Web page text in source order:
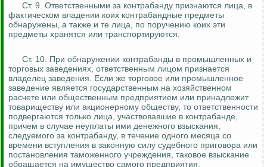
Ст. 9. Ответственными за контрабанду признаются лица, в
фактическом владении коих контрабандные предметы
обнаружены, а также и те лица, по поручению коих эти
предметы хранятся или транспортируются.
Ст. 10. При обнаружении контрабанды в промышленных и
торговых заведениях, ответственным лицом признается
владелец заведения. Если же торговое или промышленное
заведение является государственным на хозяйственном
расчете или общественным предприятием или принадлежит
товариществу или акционерному обществу, то ответственности
подвергаются только лица, участвовавшие в контрабанде,
причем в случае неуплаты ими денежного взыскания,
следуемого за контрабанду, в течение одного месяца со
времени вступления в законную силу судебного приговора или
постановления таможенного учреждения, таковое взыскание
обращается на имущество самого предприятия.